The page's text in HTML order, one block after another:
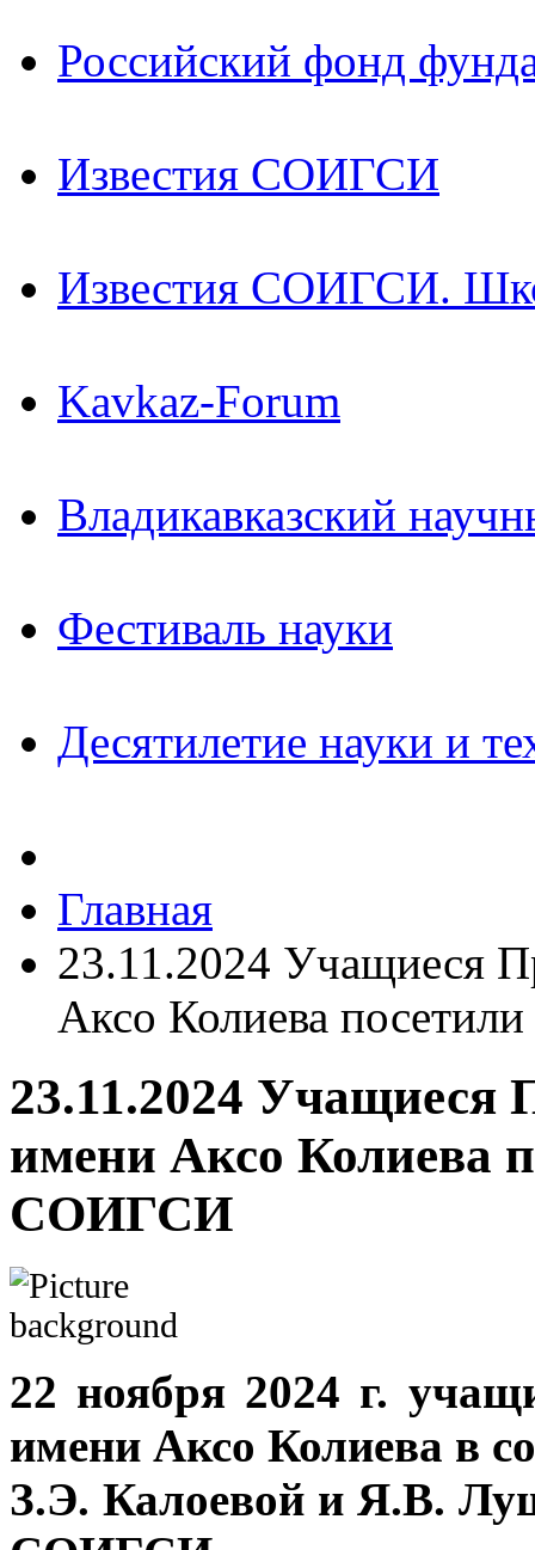
Российский фонд
Известия СОИГСИ
Известия СОИГСИ.
Kavkaz-Forum
Владикавказский
Фестиваль науки
Десятилетие науки и
Главная
23.11.2024 Учащиеся
Аксо Колиева
23.11.2024 Учащиеся
имени Аксо Колиева
СОИГСИ
22 ноября 2024 г.
имени Аксо Колиева в
З.Э. Калоевой и Я.В.